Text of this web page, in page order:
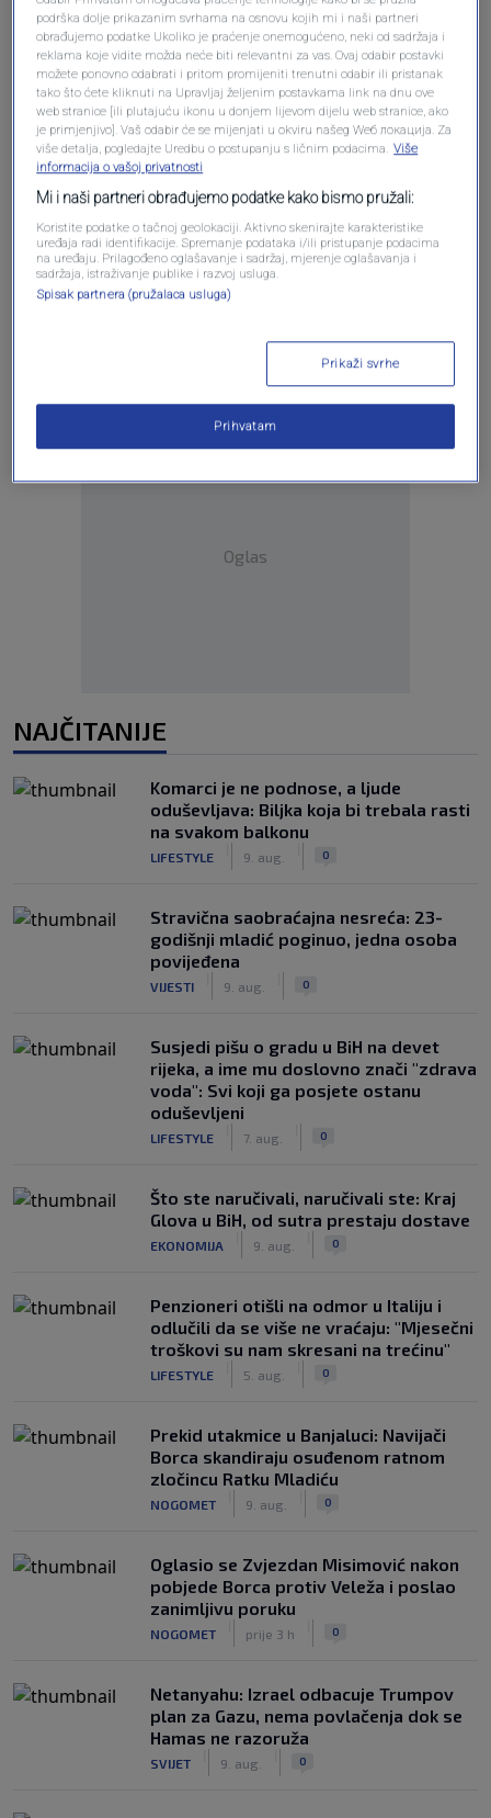
Pošalji komentar
Oglas
Oglas
NAJČITANIJE
Komarci je ne podnose, a ljude
oduševljava: Biljka koja bi trebala rasti
na svakom balkonu
LIFESTYLE 9. aug. 0
Stravična saobraćajna nesreća: 23-
godišnji mladić poginuo, jedna osoba
povijeđena
VIJESTI 9. aug. 0
Susjedi pišu o gradu u BiH na devet
rijeka, a ime mu doslovno znači "zdrava
voda": Svi koji ga posjete ostanu
oduševljeni
LIFESTYLE 7. aug. 0
Što ste naručivali, naručivali ste: Kraj
Glova u BiH, od sutra prestaju dostave
EKONOMIJA 9. aug. 0
Penzioneri otišli na odmor u Italiju i
odlučili da se više ne vraćaju: "Mjesečni
troškovi su nam skresani na trećinu"
LIFESTYLE 5. aug. 0
Prekid utakmice u Banjaluci: Navijači
Borca skandiraju osuđenom ratnom
zločincu Ratku Mladiću
NOGOMET 9. aug. 0
Oglasio se Zvjezdan Misimović nakon
pobjede Borca protiv Veleža i poslao
zanimljivu poruku
NOGOMET prije 3 h 0
Netanyahu: Izrael odbacuje Trumpov
plan za Gazu, nema povlačenja dok se
Hamas ne razoruža
SVIJET 9. aug. 0
podrška dolje prikazanim svrhama na osnovu kojih mi i naši partneri
obrađujemo podatke Ukoliko je praćenje onemogućeno, neki od sadržaja i
reklama koje vidite možda neće biti relevantni za vas. Ovaj odabir postavki
možete ponovno odabrati i pritom promijeniti trenutni odabir ili pristanak
tako što ćete kliknuti na Upravljaj željenim postavkama link na dnu ove
web stranice [ili plutajuću ikonu u donjem lijevom dijelu web stranice, ako
je primjenjivo]. Vaš odabir će se mijenjati u okviru našeg Wеб локација. Za
više detalja, pogledajte Uredbu o postupanju s ličnim podacima. Više
informacija o vašoj privatnosti
Mi i naši partneri obrađujemo podatke kako bismo pružali:
Koristite podatke o tačnoj geolokaciji. Aktivno skenirajte karakteristike
uređaja radi identifikacije. Spremanje podataka i/ili pristupanje podacima
na uređaju. Prilagođeno oglašavanje i sadržaj, mjerenje oglašavanja i
sadržaja, istraživanje publike i razvoj usluga.
Spisak partnera (pružalaca usluga)
Prikaži svrhe
Prihvatam